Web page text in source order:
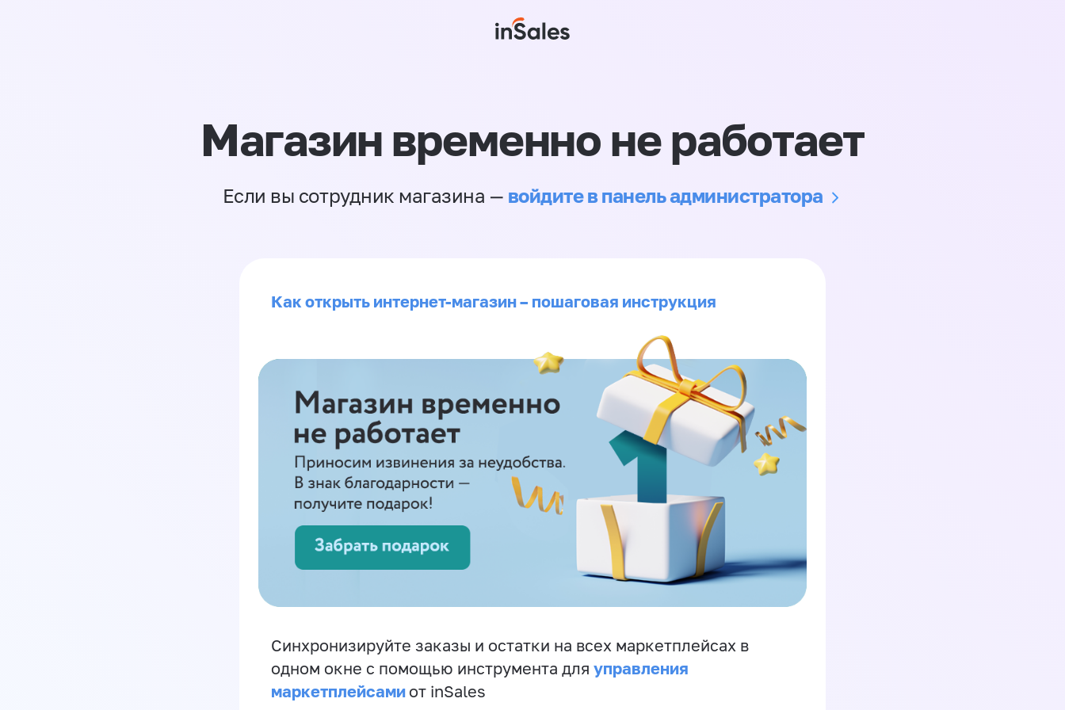
Магазин временно не работает
Если вы сотрудник магазина — войдите в панель администратора
Как открыть интернет-магазин – пошаговая инструкция
Синхронизируйте заказы и остатки на всех маркетплейсах в
одном окне с помощью инструмента для управления
маркетплейсами от inSales